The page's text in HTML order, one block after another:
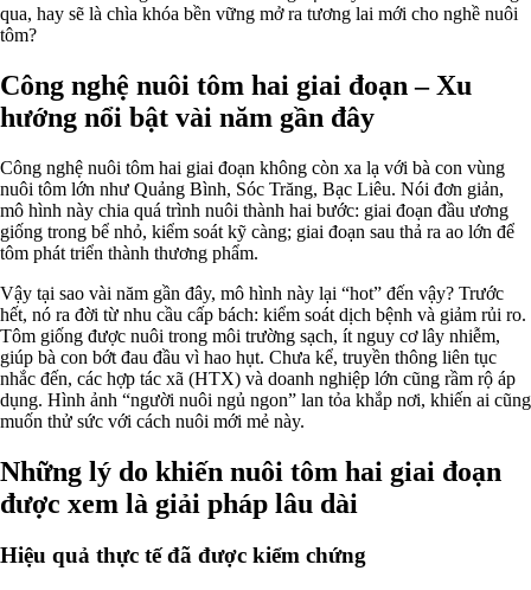
qua, hay sẽ là chìa khóa bền vững mở ra tương lai mới cho nghề nuôi
tôm?
Công nghệ nuôi tôm hai giai đoạn – Xu
hướng nổi bật vài năm gần đây
Công nghệ nuôi tôm hai giai đoạn không còn xa lạ với bà con vùng
nuôi tôm lớn như Quảng Bình, Sóc Trăng, Bạc Liêu. Nói đơn giản,
mô hình này chia quá trình nuôi thành hai bước: giai đoạn đầu ương
giống trong bể nhỏ, kiểm soát kỹ càng; giai đoạn sau thả ra ao lớn để
tôm phát triển thành thương phẩm.
Vậy tại sao vài năm gần đây, mô hình này lại “hot” đến vậy? Trước
hết, nó ra đời từ nhu cầu cấp bách: kiểm soát dịch bệnh và giảm rủi ro.
Tôm giống được nuôi trong môi trường sạch, ít nguy cơ lây nhiễm,
giúp bà con bớt đau đầu vì hao hụt. Chưa kể, truyền thông liên tục
nhắc đến, các hợp tác xã (HTX) và doanh nghiệp lớn cũng rầm rộ áp
dụng. Hình ảnh “người nuôi ngủ ngon” lan tỏa khắp nơi, khiến ai cũng
muốn thử sức với cách nuôi mới mẻ này.
Những lý do khiến nuôi tôm hai giai đoạn
được xem là giải pháp lâu dài
Hiệu quả thực tế đã được kiểm chứng